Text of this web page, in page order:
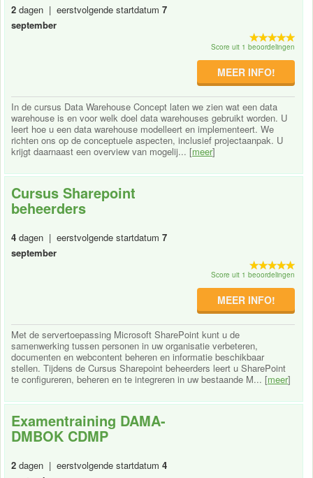
2 dagen | eerstvolgende startdatum 7
september
Score uit 1 beoordelingen
MEER INFO!
In de cursus Data Warehouse Concept laten we zien wat een data
warehouse is en voor welk doel data warehouses gebruikt worden. U
leert hoe u een data warehouse modelleert en implementeert. We
richten ons op de conceptuele aspecten, inclusief projectaanpak. U
krijgt daarnaast een overview van mogelij... [meer]
Cursus Sharepoint
beheerders
4 dagen | eerstvolgende startdatum 7
september
Score uit 1 beoordelingen
MEER INFO!
Met de servertoepassing Microsoft SharePoint kunt u de
samenwerking tussen personen in uw organisatie verbeteren,
documenten en webcontent beheren en informatie beschikbaar
stellen. Tijdens de Cursus Sharepoint beheerders leert u SharePoint
te configureren, beheren en te integreren in uw bestaande M... [meer]
Examentraining DAMA-
DMBOK CDMP
2 dagen | eerstvolgende startdatum 4